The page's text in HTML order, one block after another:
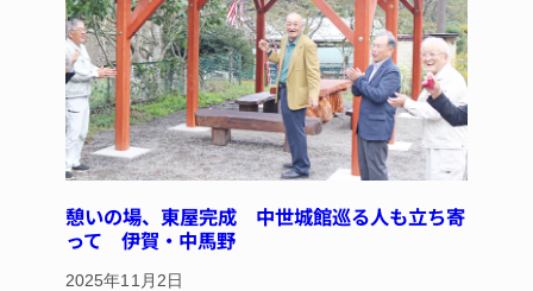
憩いの場、東屋完成 中世城館巡る人も立ち寄
って 伊賀・中馬野
2025年11月2日